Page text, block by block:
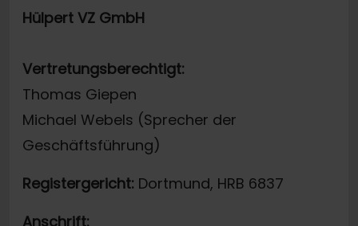
Hülpert VZ GmbH
Vertretungsberechtigt:
Thomas Giepen
Michael Webels (Sprecher der
Geschäftsführung)
Registergericht: Dortmund, HRB 6837
Anschrift: